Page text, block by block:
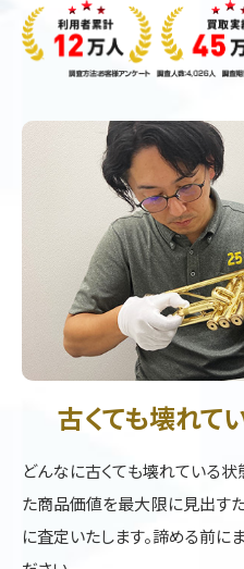
古くても壊れて
どんなに古くても壊れている
た商品価値を最大限に見出す
に査定いたします。諦める前に